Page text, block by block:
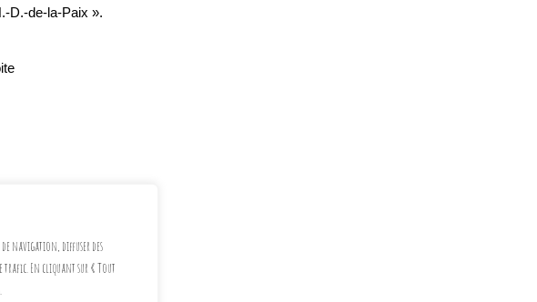
de navigation, diffuser des
trafic. En cliquant sur « Tout
D.-de-la-Paix ».